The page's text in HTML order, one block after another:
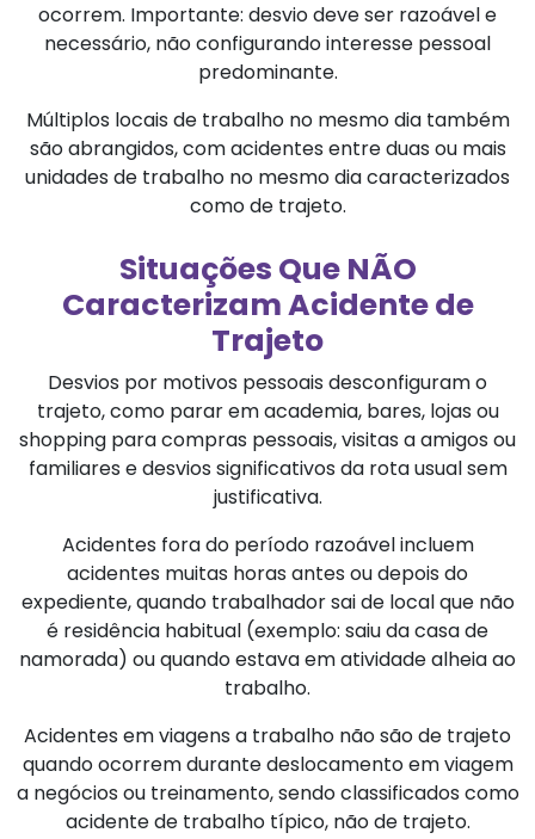
ocorrem. Importante: desvio deve ser razoável e
necessário, não configurando interesse pessoal
predominante.
Múltiplos locais de trabalho no mesmo dia também
são abrangidos, com acidentes entre duas ou mais
unidades de trabalho no mesmo dia caracterizados
como de trajeto.
Situações Que NÃO
Caracterizam Acidente de
Trajeto
Desvios por motivos pessoais desconfiguram o
trajeto, como parar em academia, bares, lojas ou
shopping para compras pessoais, visitas a amigos ou
familiares e desvios significativos da rota usual sem
justificativa.
Acidentes fora do período razoável incluem
acidentes muitas horas antes ou depois do
expediente, quando trabalhador sai de local que não
é residência habitual (exemplo: saiu da casa de
namorada) ou quando estava em atividade alheia ao
trabalho.
Acidentes em viagens a trabalho não são de trajeto
quando ocorrem durante deslocamento em viagem
a negócios ou treinamento, sendo classificados como
acidente de trabalho típico, não de trajeto.